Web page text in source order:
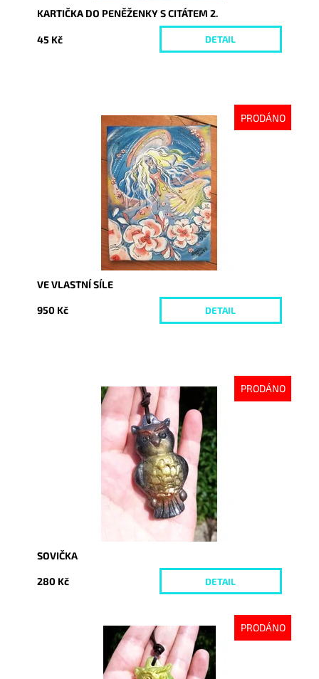
KARTIČKA DO PENĚŽENKY S CITÁTEM 2.
45 Kč DETAIL
PRODÁNO
Vyprodáno
3351
VE VLASTNÍ SÍLE
950 Kč DETAIL
PRODÁNO
Vyprodáno
4424
SOVIČKA
280 Kč DETAIL
PRODÁNO
Vyprodáno
4427